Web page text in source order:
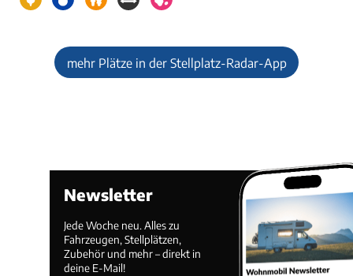
mehr Plätze in der Stellplatz-Radar-App
Newsletter
Jede Woche neu. Alles zu
Fahrzeugen, Stellplätzen,
Zubehör und mehr – direkt in
deine E-Mail!